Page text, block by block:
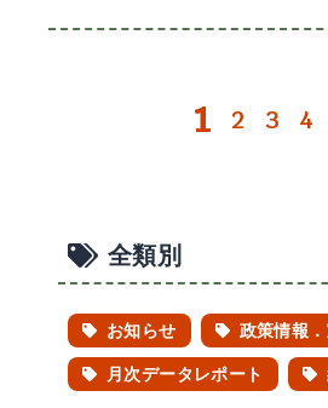
1 ページ
2 ペー
3 4
全類別
お知らせ
政策情報
月次データレポート